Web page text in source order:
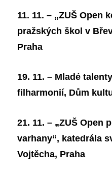
11. 11. – „ZUŠ Open
pražských škol v
Praha
19. 11. – Mladé
filharmonií, Dům
21. 11. – „ZUŠ Open
varhany“, katedrála
Vojtěcha, Praha